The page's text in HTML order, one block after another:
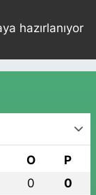
hazırlanıyor
O P
0 0